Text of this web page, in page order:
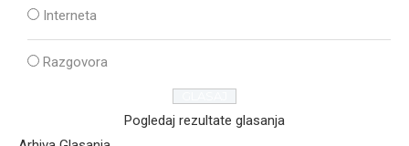
Interneta
Razgovora
Pogledaj rezultate glasanja